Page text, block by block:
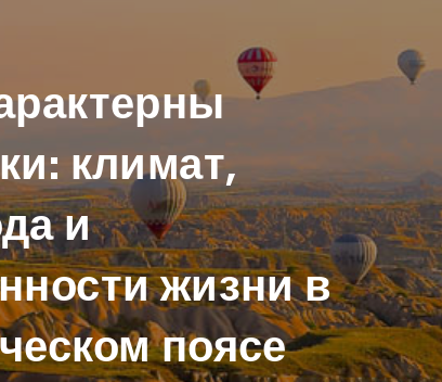
климат,
и
жизни в
поясе